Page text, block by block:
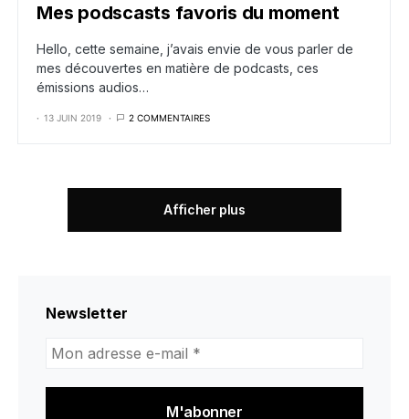
Mes podscasts favoris du moment
Hello, cette semaine, j’avais envie de vous parler de
mes découvertes en matière de podcasts, ces
émissions audios…
13 JUIN 2019 2 COMMENTAIRES
Afficher plus
Newsletter
adresse
mail